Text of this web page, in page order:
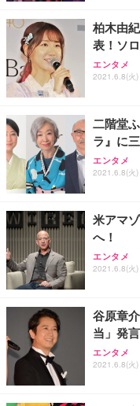
柏木由
表！ソ
エンタメ
2021.6.8(火
二階堂
ラ』に
エンタメ
2021.6.8(火
米アマ
へ！
エンタメ
2021.6.8(火
谷原章
当」発
エンタメ
2021.6.8(火